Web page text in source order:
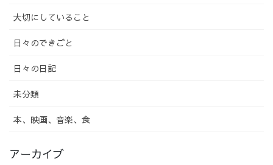
大切にしていること
日々のできごと
日々の日記
未分類
本、映画、音楽、食
アーカイブ